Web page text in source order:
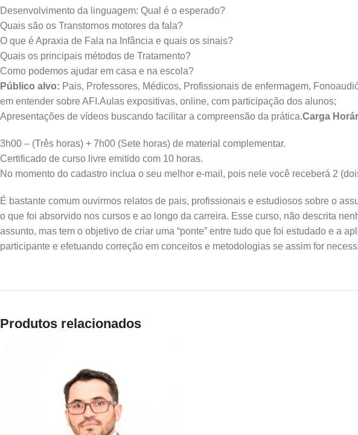
Desenvolvimento da linguagem: Qual é o esperado?
Quais são os Transtornos motores da fala?
O que é Apraxia de Fala na Infância e quais os sinais?
Quais os principais métodos de Tratamento?
Como podemos ajudar em casa e na escola?
Público alvo: Pais, Professores, Médicos, Profissionais de enfermagem,
em entender sobre AFI.Aulas expositivas, online, com participação dos alunos;
Apresentações de vídeos buscando facilitar a compreensão da prática.Carga
3h00 – (Três horas) + 7h00 (Sete horas) de material complementar.
Certificado de curso livre emitido com 10 horas.
No momento do cadastro inclua o seu melhor e-mail, pois nele você receberá 2
É bastante comum ouvirmos relatos de pais, profissionais e estudiosos sobre o
o que foi absorvido nos cursos e ao longo da carreira. Esse curso, não descrita
assunto, mas tem o objetivo de criar uma “ponte” entre tudo que foi estudado e a
participante e efetuando correção em conceitos e metodologias se assim for
Produtos relacionados